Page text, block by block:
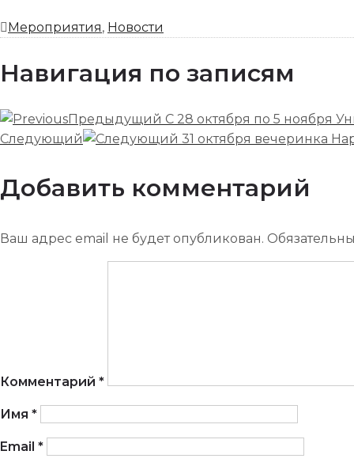
Мероприятия, Новости
Навигация по записям
Предыдущий С 28 октября по 5 ноября
Следующий
31 октября вечеринка
Добавить комментарий
Ваш адрес email не будет опубликован.
Комментарий *
Имя *
Email *